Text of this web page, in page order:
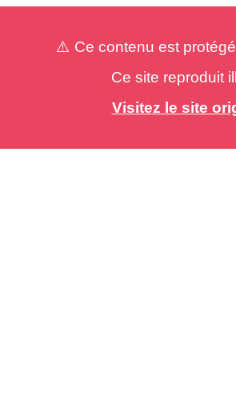
⚠️ Ce contenu est
Ce site reproduit
Visitez le site